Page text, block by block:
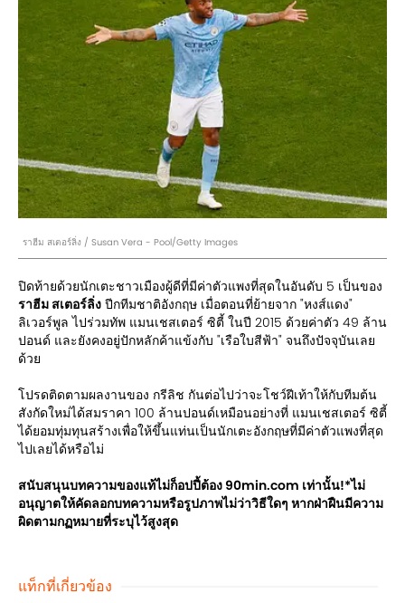
ราฮีม สเตอร์ลิ่ง / Susan Vera - Pool/Getty Images
ปิดท้ายด้วยนักเตะชาวเมืองผู้ดีที่มีค่าตัวแพงที่สุดในอันดับ 5 เป็นของ
ราฮีม สเตอร์ลิ่ง ปีกทีมชาติอังกฤษ เมื่อตอนที่ย้ายจาก "หงส์แดง"
ลิเวอร์พูล ไปร่วมทัพ แมนเชสเตอร์ ซิตี้ ในปี 2015 ด้วยค่าตัว 49 ล้าน
ปอนด์ และยังคงอยู่ปักหลักค้าแข้งกับ "เรือใบสีฟ้า" จนถึงปัจจุบันเลย
ด้วย
โปรดติดตามผลงานของ กรีลิช กันต่อไปว่าจะโชว์ฝีเท้าให้กับทีมต้น
สังกัดใหม่ได้สมราคา 100 ล้านปอนด์เหมือนอย่างที่ แมนเชสเตอร์ ซิตี้
ได้ยอมทุ่มทุนสร้างเพื่อให้ขึ้นแท่นเป็นนักเตะอังกฤษที่มีค่าตัวแพงที่สุด
ไปเลยได้หรือไม่
สนับสนุนบทความของแท้ไม่ก็อปปี้ต้อง 90min.com เท่านั้น!*ไม่
อนุญาตให้คัดลอกบทความหรือรูปภาพไม่ว่าวิธีใดๆ หากฝ่าฝืนมีความ
ผิดตามกฏหมายที่ระบุไว้สูงสุด
แท็กที่เกี่ยวข้อง